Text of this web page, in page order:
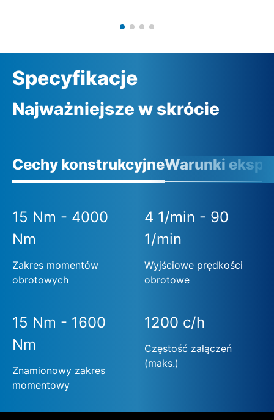
Specyfikacje
Najważniejsze w skrócie
Cechy konstrukcyjneWarunki
15 Nm - 4000
Nm
Zakres momentów
obrotowych
4 1/min - 90
1/min
Wyjściowe prędkości
obrotowe
15 Nm - 1600
Nm
Znamionowy zakres
momentowy
1200 c/h
Częstość załączeń
(maks.)